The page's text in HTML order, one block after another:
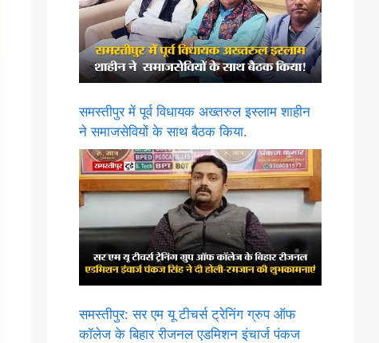
समस्तीपुर में पूर्व विधायक अख्तरुल इस्लाम शाहीन
ने समाजसेवियों के साथ बैठक किया.
समस्तीपुर: सर एम यू टीचर्स ट्रेनिंग ग्रुप ऑफ
कॉलेज के बिहार रीजनल एडमिशन इंचार्ज पंकज